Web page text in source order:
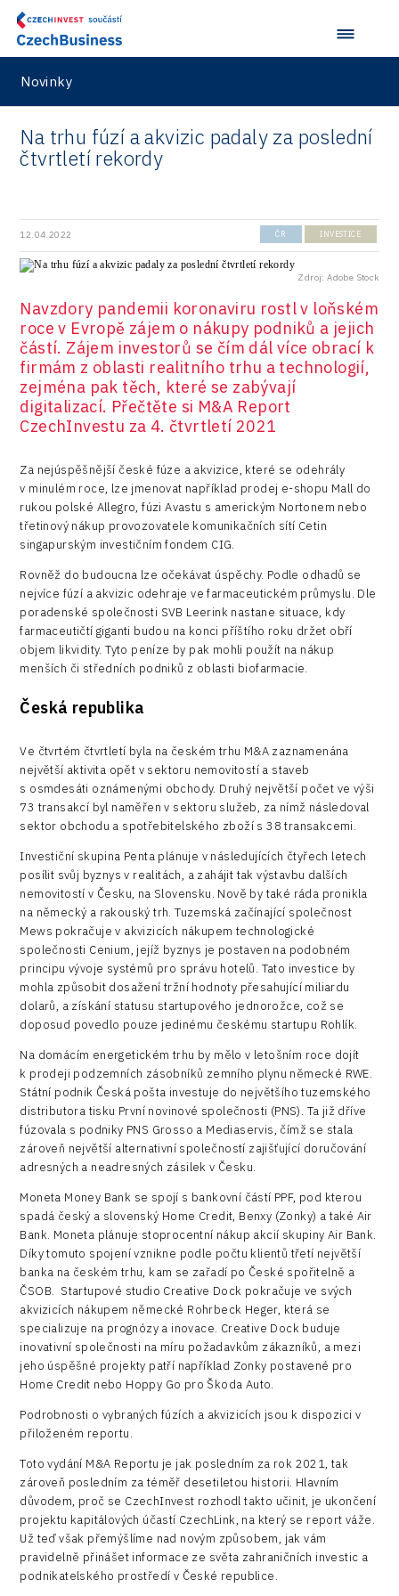
Novinky
Na trhu fúzí a akvizic padaly za poslední
čtvrtletí rekordy
12.04.2022 ČR INVESTICE
Zdroj: Adobe Stock
Navzdory pandemii koronaviru rostl v loňském
roce v Evropě zájem o nákupy podniků a jejich
částí. Zájem investorů se čím dál více obrací k
firmám z oblasti realitního trhu a technologií,
zejména pak těch, které se zabývají
digitalizací. Přečtěte si M&A Report
CzechInvestu za 4. čtvrtletí 2021
Za nejúspěšnější české fúze a akvizice, které se odehrály
v minulém roce, lze jmenovat například prodej e-shopu Mall do
rukou polské Allegro, fúzi Avastu s americkým Nortonem nebo
třetinový nákup provozovatele komunikačních sítí Cetin
singapurským investičním fondem CIG.
Rovněž do budoucna lze očekávat úspěchy. Podle odhadů se
nejvíce fúzí a akvizic odehraje ve farmaceutickém průmyslu. Dle
poradenské společnosti SVB Leerink nastane situace, kdy
farmaceutičtí giganti budou na konci příštího roku držet obří
objem likvidity. Tyto peníze by pak mohli použít na nákup
menších či středních podniků z oblasti biofarmacie.
Česká republika
Ve čtvrtém čtvrtletí byla na českém trhu M&A zaznamenána
největší aktivita opět v sektoru nemovitostí a staveb
s osmdesáti oznámenými obchody. Druhý největší počet ve výši
73 transakcí byl naměřen v sektoru služeb, za nímž následoval
sektor obchodu a spotřebitelského zboží s 38 transakcemi.
Investiční skupina Penta plánuje v následujících čtyřech letech
posílit svůj byznys v realitách, a zahájit tak výstavbu dalších
nemovitostí v Česku, na Slovensku. Nově by také ráda pronikla
na německý a rakouský trh. Tuzemská začínající společnost
Mews pokračuje v akvizicích nákupem technologické
společnosti Cenium, jejíž byznys je postaven na podobném
principu vývoje systémů pro správu hotelů. Tato investice by
mohla způsobit dosažení tržní hodnoty přesahující miliardu
dolarů, a získání statusu startupového jednorožce, což se
doposud povedlo pouze jedinému českému startupu Rohlík.
Na domácím energetickém trhu by mělo v letošním roce dojít
k prodeji podzemních zásobníků zemního plynu německé RWE.
Státní podnik Česká pošta investuje do největšího tuzemského
distributora tisku První novinové společnosti (PNS). Ta již dříve
fúzovala s podniky PNS Grosso a Mediaservis, čímž se stala
zároveň největší alternativní společností zajišťující doručování
adresných a neadresných zásilek v Česku.
Moneta Money Bank se spojí s bankovní částí PPF, pod kterou
spadá český a slovenský Home Credit, Benxy (Zonky) a také Air
Bank. Moneta plánuje stoprocentní nákup akcií skupiny Air Bank.
Díky tomuto spojení vznikne podle počtu klientů třetí největší
banka na českém trhu, kam se zařadí po České spořitelně a
ČSOB. Startupové studio Creative Dock pokračuje ve svých
akvizicích nákupem německé Rohrbeck Heger, která se
specializuje na prognózy a inovace. Creative Dock buduje
inovativní společnosti na míru požadavkům zákazníků, a mezi
jeho úspěšné projekty patří například Zonky postavené pro
Home Credit nebo Hoppy Go pro Škoda Auto.
Podrobnosti o vybraných fúzích a akvizicích jsou k dispozici v
přiloženém reportu.
Toto vydání M&A Reportu je jak posledním za rok 2021, tak
zároveň posledním za téměř desetiletou historii. Hlavním
důvodem, proč se CzechInvest rozhodl takto učinit, je ukončení
projektu kapitálových účastí CzechLink, na který se report váže.
Už teď však přemýšlíme nad novým způsobem, jak vám
pravidelně přinášet informace ze světa zahraničních investic a
podnikatelského prostředí v České republice.